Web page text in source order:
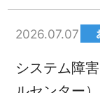
2026.07.07
システム障